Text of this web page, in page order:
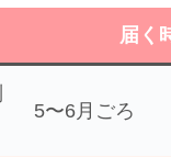
届く
5〜6月ごろ